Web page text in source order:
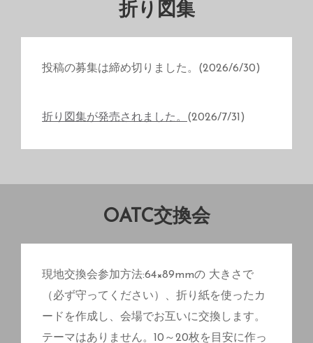
折り図集
投稿の募集は締め切りました。(2026/6/30)
折り図集が発売されました。 (2026/7/31)
OATC交換会
現地交換会参加方法:64×89mmの 大きさで
（必ず守ってください）、折り紙を使ったカ
ードを作成し、会場でお互いに交換します。
テーマはありません。10～20枚を目安に作っ